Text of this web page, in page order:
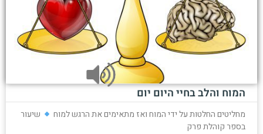
המוח והלב בחיי היום יום
מחליטים החלטות על ידי המוח ואז מתאימים את הרגש למוח
שיעור
בספר קוהלת פרק